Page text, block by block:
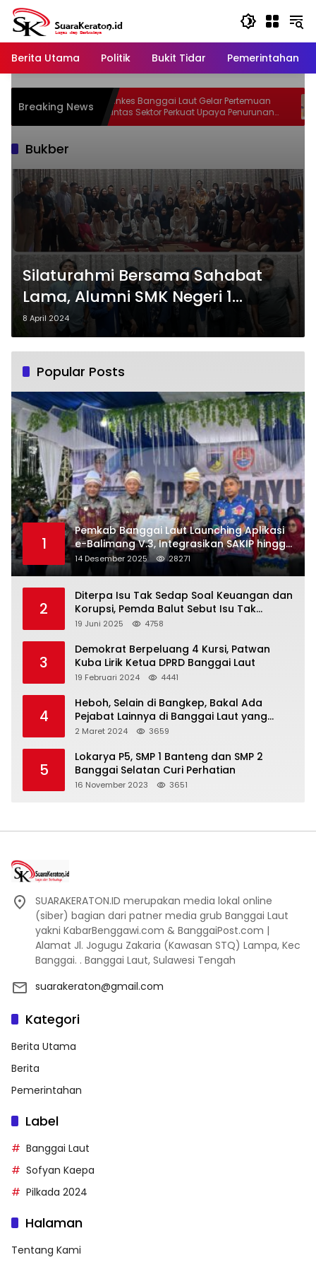
Langsung
konten
Berita Utama
Politik Bukit Tidar Pemerintahan
Breaking News
dan
Dinkes Banggai Laut Gelar Pertemuan
Lintas Sektor Perkuat Upaya Penurunan
Stunting di Banggai Laut
Bukber
Silaturahmi Bersama Sahabat
Lama, Alumni SMK Negeri 1
Ampana Kota Gelar Buka Puasa
Bersama
8 April 2024
Popular Posts
1
Pemkab Banggai Laut Launching Aplikasi
e-Balimang V.3, Integrasikan SAKIP hingga
Satu Data Layanan Publik
14 Desember 2025 28271
2
Diterpa Isu Tak Sedap Soal Keuangan dan
Korupsi, Pemda Balut Sebut Isu Tak
Berdasar
19 Juni 2025 4758
3
Demokrat Berpeluang 4 Kursi, Patwan
Kuba Lirik Ketua DPRD Banggai Laut
19 Februari 2024 4441
4
Heboh, Selain di Bangkep, Bakal Ada
Pejabat Lainnya di Banggai Laut yang
Bakal di Ciduk, Bagini Kata Kapolres!
2 Maret 2024 3659
5
Lokarya P5, SMP 1 Banteng dan SMP 2
Banggai Selatan Curi Perhatian
16 November 2023 3651
SUARAKERATON.ID merupakan media lokal online
(siber) bagian dari patner media grub Banggai Laut
yakni KabarBenggawi.com & BanggaiPost.com |
Alamat Jl. Jogugu Zakaria (Kawasan STQ) Lampa, Kec
Banggai. . Banggai Laut, Sulawesi Tengah
suarakeraton@gmail.com
Kategori
Berita Utama
Berita
Pemerintahan
Label
Banggai Laut
Sofyan Kaepa
Pilkada 2024
Halaman
Tentang Kami